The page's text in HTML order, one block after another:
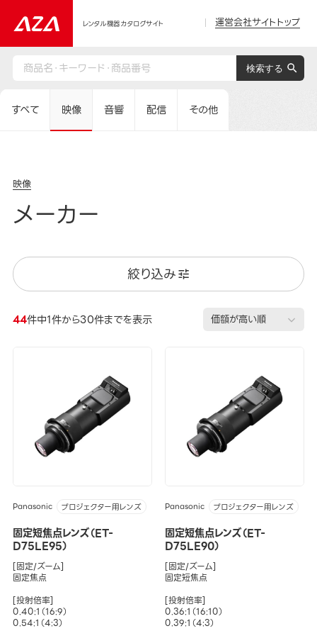
レンタル機器カタログサイト 運営会社サイトトップ
すべて 映像 音響 配信 その他
映像
メーカー
絞り込み
44件中1件から30件までを表示
Panasonic プロジェクター用レンズ
固定短焦点レンズ（ET-
D75LE95）
[固定/ズーム]
固定焦点
[投射倍率]
0.40:1（16:9）
0.54:1（4:3）
Panasonic プロジェクター用レンズ
固定短焦点レンズ（ET-
D75LE90）
[固定/ズーム]
固定短焦点
[投射倍率]
0.36:1（16:10）
0.39:1（4:3）